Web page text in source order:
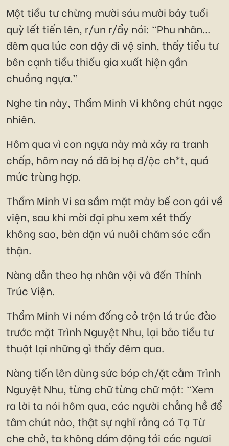
Một tiểu tư chừng mười sáu mười bảy tuổi
quỳ lết tiến lên, r/un r/ẩy nói: “Phu nhân...
đêm qua lúc con dậy đi vệ sinh, thấy tiểu tư
bên cạnh tiểu thiếu gia xuất hiện gần
chuồng ngựa.”
Nghe tin này, Thẩm Minh Vi không chút ngạc
nhiên.
Hôm qua vì con ngựa này mà xảy ra tranh
chấp, hôm nay nó đã bị hạ đ/ộc ch*t, quá
mức trùng hợp.
Thẩm Minh Vi sa sầm mặt mày bế con gái về
viện, sau khi mời đại phu xem xét thấy
không sao, bèn dặn vú nuôi chăm sóc cẩn
thận.
Nàng dẫn theo hạ nhân vội vã đến Thính
Trúc Viện.
Thẩm Minh Vi ném đống cỏ trộn lá trúc đào
trước mặt Trình Nguyệt Nhu, lại bảo tiểu tư
thuật lại những gì thấy đêm qua.
Nàng tiến lên dùng sức bóp ch/ặt cằm Trình
Nguyệt Nhu, từng chữ từng chữ một: “Xem
ra lời ta nói hôm qua, các người chẳng hề để
tâm chút nào, thật sự nghĩ rằng có Tạ Từ
che chở, ta không dám động tới các ngươi